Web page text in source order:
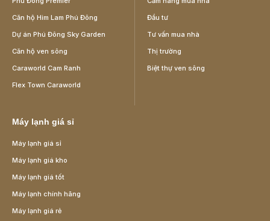
Căn hộ Him Lam Phú Đông
Dự án Phú Đông Sky Garden
Căn hộ ven sông
Caraworld Cam Ranh
Flex Town Caraworld
Đầu tư
Tư vấn mua nhà
Thị trường
Biệt thự ven sông
Máy lạnh giá sỉ
Máy lạnh giá sỉ
Máy lạnh giá kho
Máy lạnh giá tốt
Máy lạnh chính hãng
Máy lạnh giá rẻ